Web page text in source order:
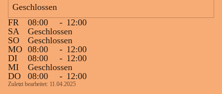
Geschlossen
FR
08:00 - 12:00
SA
Geschlossen
SO
Geschlossen
MO 08:00 - 12:00
DI
08:00 - 12:00
MI
Geschlossen
DO
08:00 - 12:00
Zuletzt bearbeitet: 11.04.2025